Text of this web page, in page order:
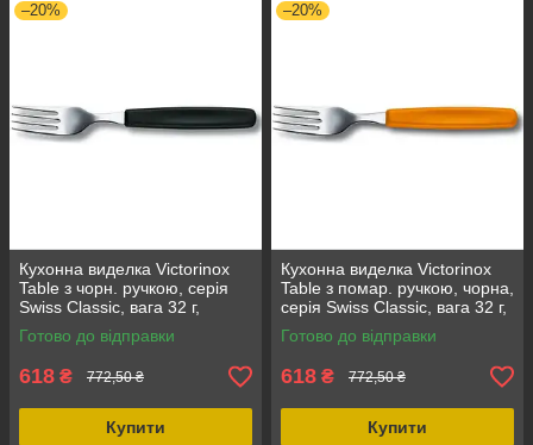
–20%
Кухонна виделка Victorinox
Table з чорн. ручкою, серія
Swiss Classic, вага 32 г,
матеріал - нержавіюча сталь
Готово до відправки
618 ₴ 772,50 ₴
Купити
–20%
Кухонна виделка Victorinox
Table з помар. ручкою, чорна,
серія Swiss Classic, вага 32 г,
матеріал - нержавіюча сталь
Готово до відправки
618 ₴ 772,50 ₴
Купити